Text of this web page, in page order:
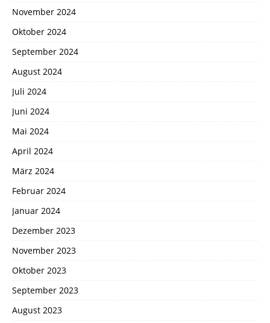
November 2024
Oktober 2024
September 2024
August 2024
Juli 2024
Juni 2024
Mai 2024
April 2024
März 2024
Februar 2024
Januar 2024
Dezember 2023
November 2023
Oktober 2023
September 2023
August 2023